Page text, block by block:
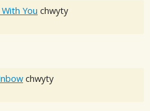
You chwyty
chwyty